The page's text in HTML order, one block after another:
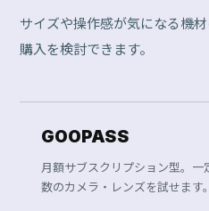
サイズや操作感が気になる機
購入を検討できます。
GOOPASS
月額サブスクリプション型。一
数のカメラ・レンズを試せます。